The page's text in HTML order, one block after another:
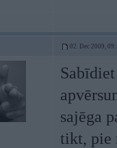
02. Dec 2009,
sajēga
tikt, pie